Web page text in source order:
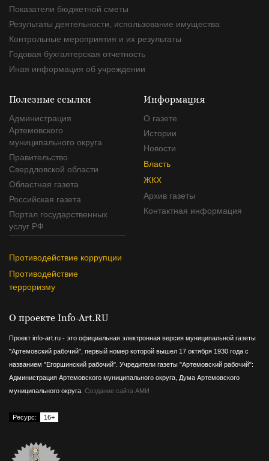
Показатели бюджетной сметы
Результаты деятельности, использование имущества
Контрольные мероприятия и их результаты
Годовая бухгалтерская отчетность
Иная информация об учреждении
Полезные ссылки
Администрация
Артемовского
муниципального округа
Правительство
Свердловской области
Областная газета
Российская газета
Портал государственных
услуг РФ
Противодействие коррупции
Противодействие
терроризму
Информация
О газете
Истории
Новости
Власть
ЖКХ
Архив газеты
Контактная информация
О проекте Info-Art.RU
Проект info-art.ru - это официальная электронная версия муниципальной газеты
"Артемовский рабочий", первый номер которой вышел 17 октября 1930 года с
названием "Егоршинский рабочий". Учредители газеты "Артемовский рабочий":
Администрация Артемовского муниципального округа, Дума Артемовского
муниципального округа. Создание сайта АМИ
Ресурс: 16+